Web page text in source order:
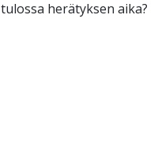
tulossa herätyksen aika?